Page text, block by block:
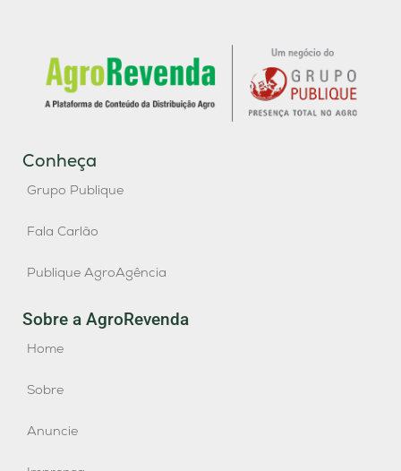
Conheça
Grupo Publique
Fala Carlão
Publique AgroAgência
Sobre a AgroRevenda
Home
Sobre
Anuncie